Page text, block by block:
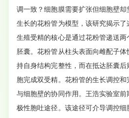
调一致？细胞膜需要扩张但细胞壁
生长的花粉管为模型，该研究揭示
生殖受精的核心是通过花粉管递送两
胚囊。花粉管从柱头表面向雌配子
持自身结构完整性，而在抵达胚囊后
胞完成双受精。花粉管的生长调控
与细胞壁的协同作用。王浩实验室
极性胞吐途径。该途径可介导调控